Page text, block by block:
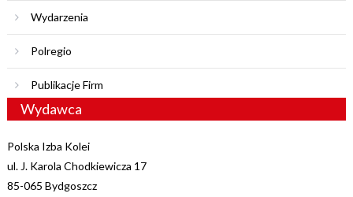
Wydarzenia
Polregio
Publikacje Firm
Wydawca
Polska Izba Kolei
ul. J. Karola Chodkiewicza 17
85-065 Bydgoszcz